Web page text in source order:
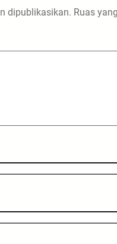
dipublikasikan. Ruas